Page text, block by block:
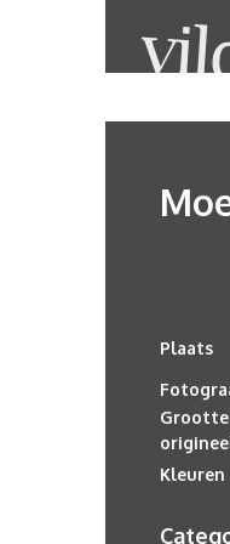
Plaats
Grootte
Kleuren